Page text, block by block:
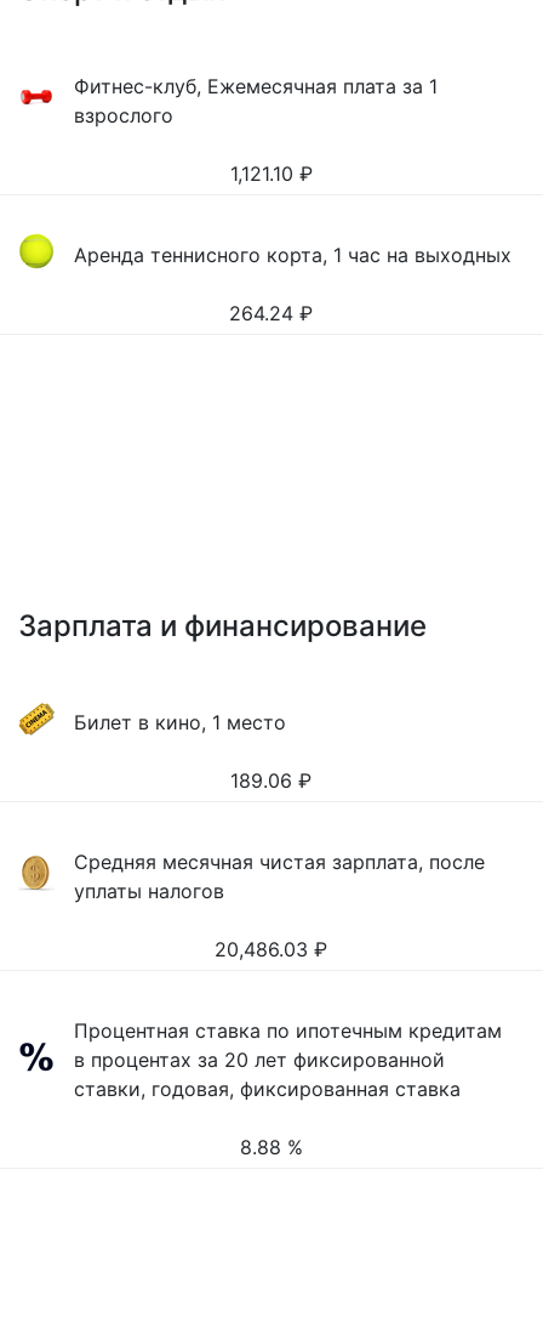
Фитнес-клуб, Ежемесячная плата за 1
взрослого
1,121.10 ₽
Аренда теннисного корта, 1 час на выходных
264.24 ₽
Зарплата и финансирование
Билет в кино, 1 место
189.06 ₽
Средняя месячная чистая зарплата, после
уплаты налогов
20,486.03 ₽
Процентная ставка по ипотечным кредитам
в процентах за 20 лет фиксированной
ставки, годовая, фиксированная ставка
8.88 %